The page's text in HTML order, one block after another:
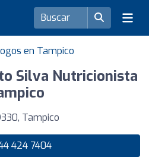
en Tampico
Silva Nutricionista
Tampico
424 7404